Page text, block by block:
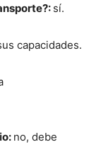
sí.
capacidades.
no, debe